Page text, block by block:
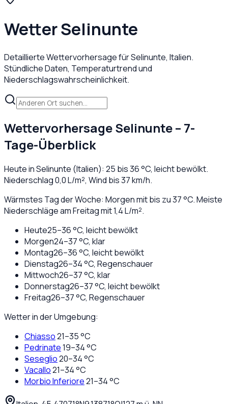
WetterSelinunte
Detaillierte Wettervorhersage fürSelinunte, Italien.
Stündliche Daten, Temperaturtrend und
Niederschlagswahrscheinlichkeit.
WettervorhersageSelinunte– 7-
Tage-Überblick
Heute inSelinunte (Italien): 25 bis36°C, leicht bewölkt.
Niederschlag0,0L/m², Wind bis37km/h.
Wärmstes Tag der Woche: Morgen mit bis zu 37 °C. Meiste
Niederschläge am Freitag mit 1,4 L/m².
Heute25–36°C, leicht bewölkt
Morgen24–37°C, klar
Montag26–36°C, leicht bewölkt
Dienstag26–34°C, Regenschauer
Mittwoch26–37°C, klar
Donnerstag26–37°C, leicht bewölkt
Freitag26–37°C, Regenschauer
Wetter in der Umgebung:
Chiasso21–35°C
Pedrinate19–34°C
Seseglio20–34°C
Vacallo21–34°C
Morbio Inferiore21–34°C